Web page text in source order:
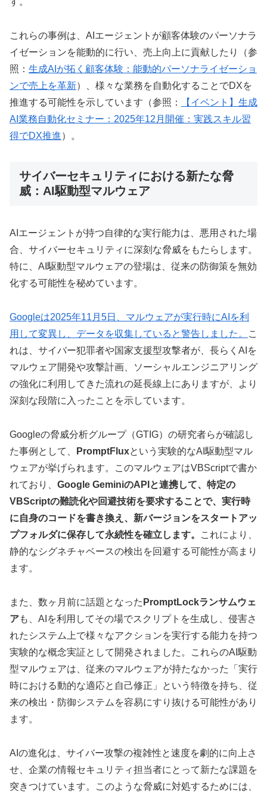
これらの事例は、AIエージェントが顧客体験のパーソナラ
イゼーションを能動的に行い、売上向上に貢献したり（参
照： 生成AIが拓く顧客体験：能動的パーソナライゼーショ
ンで売上を革新）、様々な業務を自動化することでDXを
推進する可能性を示しています（参照：
【イベント】生成
AI業務自動化セミナー：2025年12月開催：実践スキル習
得でDX推進）。
サイバーセキュリティにおける新たな脅
威：AI駆動型マルウェア
AIエージェントが持つ自律的な実行能力は、悪用された場
合、サイバーセキュリティに深刻な脅威をもたらします。
特に、AI駆動型マルウェアの登場は、従来の防御策を無効
化する可能性を秘めています。
Googleは2025年11月5日、マルウェアが実行時にAIを利
用して変異し、データを収集していると警告しました。
こ
れは、サイバー犯罪者や国家支援型攻撃者が、長らくAIを
マルウェア開発や攻撃計画、ソーシャルエンジニアリング
の強化に利用してきた流れの延長線上にありますが、より
深刻な段階に入ったことを示しています。
Googleの脅威分析グループ（GTIG）の研究者らが確認し
た事例として、
PromptFluxという実験的なAI駆動型マル
ウェアが挙げられます。このマルウェアはVBScriptで書か
れており、 Google GeminiのAPIと連携して、特定の
VBScriptの難読化や回避技術を要求することで、実行時
に自身のコードを書き換え、新バージョンをスタートアッ
プフォルダに保存して永続性を確立します。
これにより、
静的なシグネチャベースの検出を回避する可能性が高まり
ます。
また、数ヶ月前に話題となった PromptLockランサムウェ
アも、AIを利用してその場でスクリプトを生成し、侵害さ
れたシステム上で様々なアクションを実行する能力を持つ
実験的な概念実証として開発されました。これらのAI駆動
型マルウェアは、従来のマルウェアが持たなかった「実行
時における動的な適応と自己修正」という特徴を持ち、従
来の検出・防御システムを容易にすり抜ける可能性があり
ます。
AIの進化は、サイバー攻撃の複雑性と速度を劇的に向上さ
せ、企業の情報セキュリティ担当者にとって新たな課題を
突きつけています。このような脅威に対処するためには、